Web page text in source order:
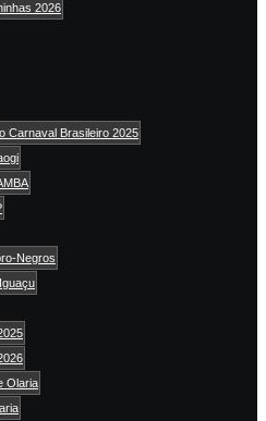
2026
Carnaval Brasileiro 2025
Negros
Olaria